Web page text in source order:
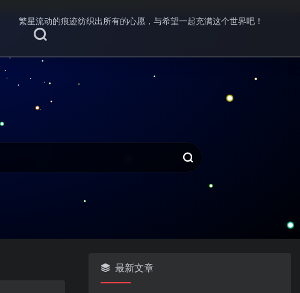
繁星流动的痕迹纺织出所有的心愿，与希望一起充满这个世界吧！
最新文章